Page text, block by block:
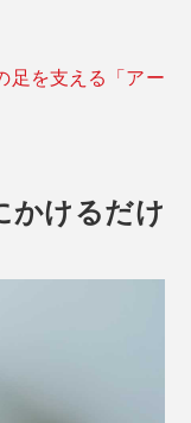
足を支える「アー
かけるだけ